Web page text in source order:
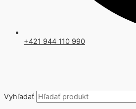
+421 944 110 990
Vyhľadať